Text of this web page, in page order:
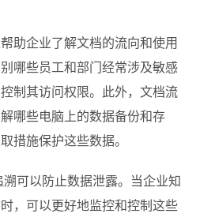
助企业了解文档的流向和使用
哪些员工和部门经常涉及敏感
制其访问权限。此外，文档流
哪些电脑上的数据备份和存
措施保护这些数据。
可以防止数据泄露。当企业知
，可以更好地监控和控制这些